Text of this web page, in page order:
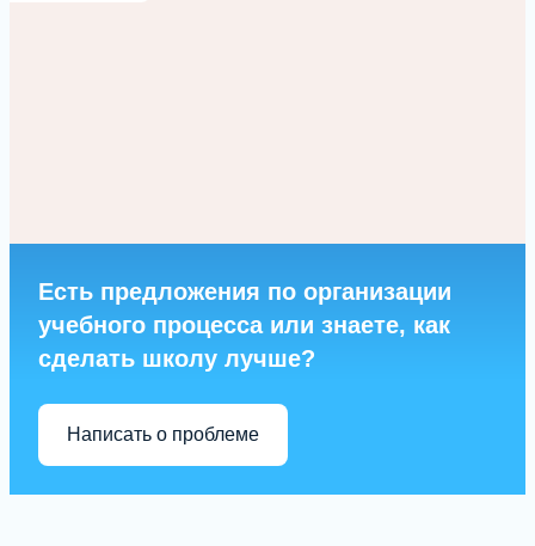
Есть предложения по организации
учебного процесса или знаете, как
сделать школу лучше?
Написать о проблеме